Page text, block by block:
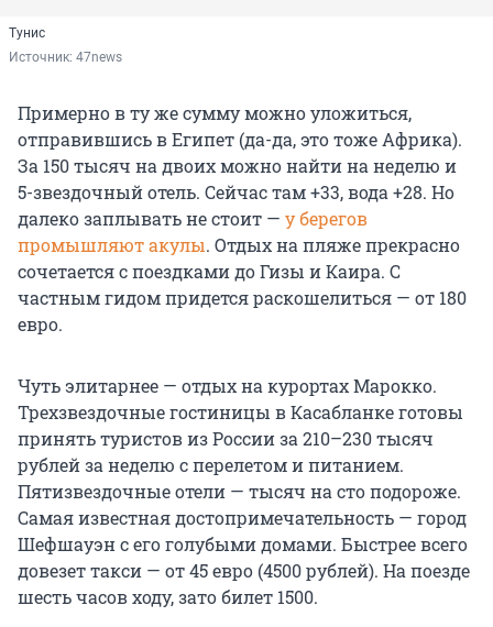
Тунис
Источник: 47news
Примерно в ту же сумму можно уложиться,
отправившись в Египет (да-да, это тоже Африка).
За 150 тысяч на двоих можно найти на неделю и
5-звездочный отель. Сейчас там +33, вода +28. Но
далеко заплывать не стоит — у берегов
промышляют акулы. Отдых на пляже прекрасно
сочетается с поездками до Гизы и Каира. С
частным гидом придется раскошелиться — от 180
евро.
Чуть элитарнее — отдых на курортах Марокко.
Трехзвездочные гостиницы в Касабланке готовы
принять туристов из России за 210–230 тысяч
рублей за неделю с перелетом и питанием.
Пятизвездочные отели — тысяч на сто подороже.
Самая известная достопримечательность — город
Шефшауэн с его голубыми домами. Быстрее всего
довезет такси — от 45 евро (4500 рублей). На поезде
шесть часов ходу, зато билет 1500.